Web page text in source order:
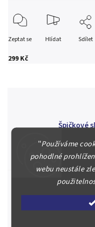
"Používáme
pohodlné
webu neustále
299 Kč
Zeptat se Hlídat Sdílet
Špičkové
Posoudíme kvalitu a
aukci nebo
Jsme zde pro
Během té doby jsme v